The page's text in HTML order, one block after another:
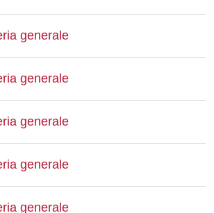
generale
generale
generale
generale
generale